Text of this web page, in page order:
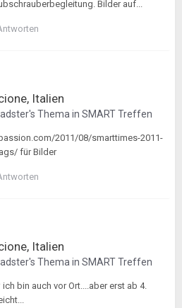
Bilder auf...
Italien
's Thema in SMART Treffen
2011/08/smarttimes-2011-
für Bilder
Italien
's Thema in SMART Treffen
bin auch vor Ort....aber erst ab 4.